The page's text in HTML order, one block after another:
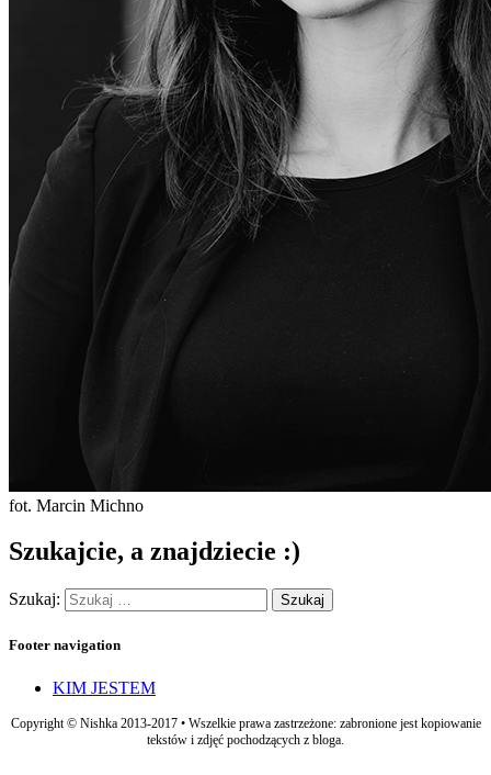
fot. Marcin Michno
Szukajcie, a znajdziecie :)
Szukaj:
Footer navigation
KIM JESTEM
Copyright © Nishka 2013-2017 • Wszelkie prawa zastrzeżone: zabronione jest kopiowanie
tekstów i zdjęć pochodzących z bloga.